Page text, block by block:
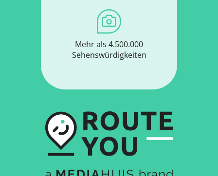
Mehr als 4.500.000
Sehenswürdigkeiten